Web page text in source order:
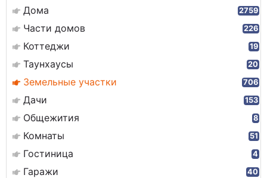
Дома 2759
Части домов 226
Коттеджи 19
Таунхаусы 20
Земельные участки 706
Дачи 153
Общежития 8
Комнаты 51
Гостиница 4
Гаражи 40